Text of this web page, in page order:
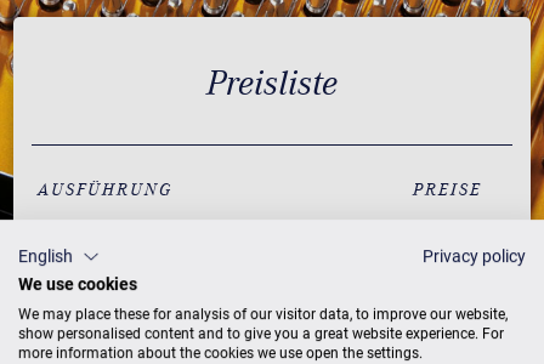
Preisliste
AUSFÜHRUNG PREISE
Schwarz mit Messing 182.000 €
individualisierbar in 200
RAL-Farben
232.000 €
English
Privacy policy
We use cookies
We may place these for analysis of our visitor data, to improve our website,
show personalised content and to give you a great website experience. For
more information about the cookies we use open the settings.